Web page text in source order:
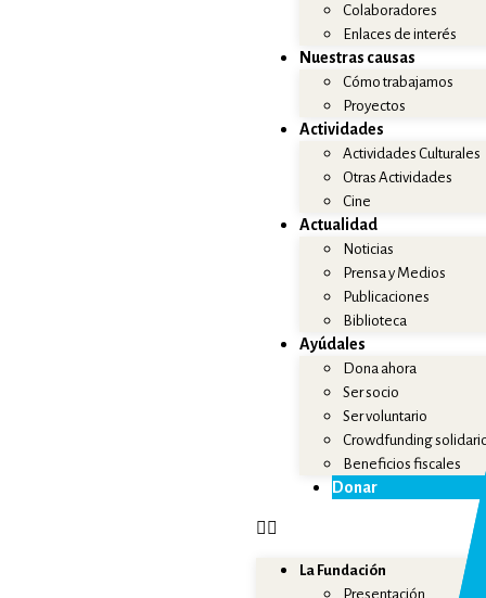
Colaboradores
Enlaces de interés
Nuestras causas
Cómo trabajamos
Proyectos
Actividades
Actividades Culturales
Otras Actividades
Cine
Actualidad
Noticias
Prensa y Medios
Publicaciones
Biblioteca
Ayúdales
Dona ahora
Ser socio
Ser voluntario
Crowdfunding
Beneficios fiscales
Donar
La Fundación
Presentación